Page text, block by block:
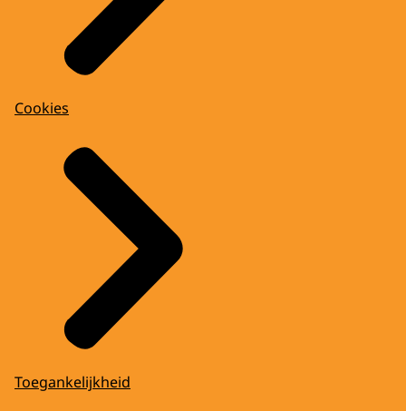
Cookies
Toegankelijkheid